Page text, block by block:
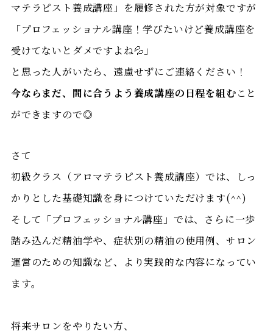
マテラピスト養成講座」を履修された方が対象ですが
「プロフェッショナル講座！学びたいけど養成講座を
受けてないとダメですよね💦」
と思った人がいたら、遠慮せずにご連絡ください！
今ならまだ、間に合うよう養成講座の日程を組むこと
ができますので◎
さて
初級クラス（アロマテラピスト養成講座）では、しっ
かりとした基礎知識を身につけていただけます(^^)
そして「プロフェッショナル講座」では、さらに一歩
踏み込んだ精油学や、症状別の精油の使用例、サロン
運営のための知識など、より実践的な内容になってい
ます。
将来サロンをやりたい方、